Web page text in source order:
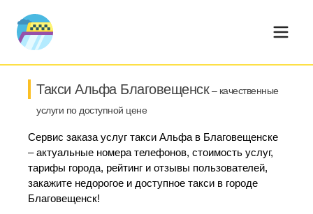
Такси Альфа Благовещенск– качественные
услуги по доступной цене
Сервис заказа услуг такси Альфа в Благовещенске
– актуальные номера телефонов, стоимость услуг,
тарифы города, рейтинг и отзывы пользователей,
закажите недорогое и доступное такси в городе
Благовещенск!